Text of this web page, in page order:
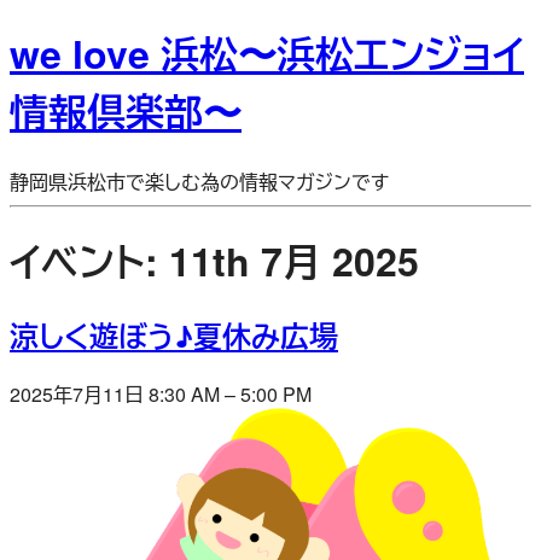
we love 浜松〜浜松エンジョイ
情報倶楽部〜
静岡県浜松市で楽しむ為の情報マガジンです
イベント: 11th 7月 2025
涼しく遊ぼう♪夏休み広場
2025年7月11日 8:30 AM–5:00 PM